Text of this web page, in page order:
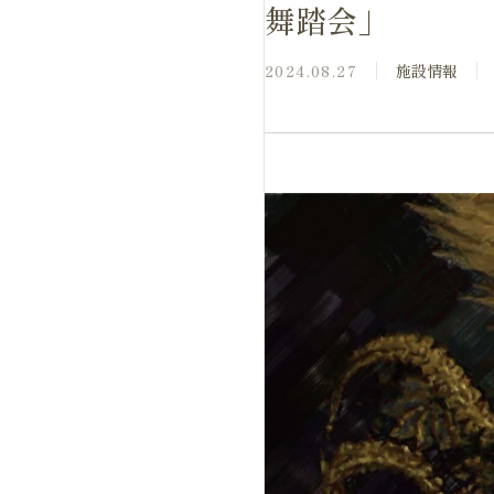
舞踏会」
2024.08.27 施設情報